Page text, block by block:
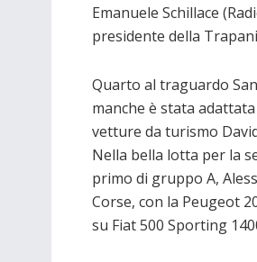
Emanuele Schillace
presidente della
Quarto al traguardo
manche è stata
vetture da turismo
Nella bella lotta per la
primo di gruppo A,
Corse, con la Peugeot
su Fiat 500 Sporting